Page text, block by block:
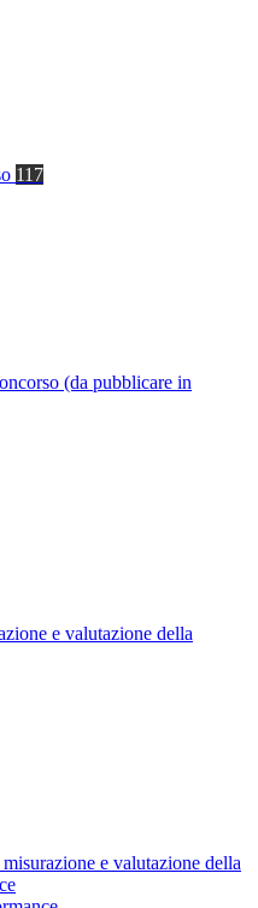
117
(da pubblicare in
e valutazione della
e valutazione della